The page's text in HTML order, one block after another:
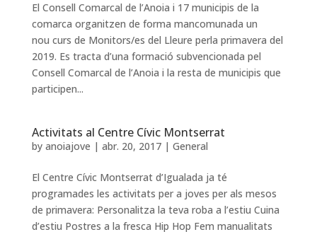
El Consell Comarcal de l’Anoia i 17 municipis de la
comarca organitzen de forma mancomunada un
nou curs de Monitors/es del Lleure perla primavera del
2019. Es tracta d’una formació subvencionada pel
Consell Comarcal de l’Anoia i la resta de municipis que
participen...
Activitats al Centre Cívic Montserrat
by anoiajove | abr. 20, 2017| General
El Centre Cívic Montserrat d’Igualada ja té
programades les activitats per a joves per als mesos
de primavera: Personalitza la teva roba a l’estiu Cuina
d’estiu Postres a la fresca Hip Hop Fem manualitats